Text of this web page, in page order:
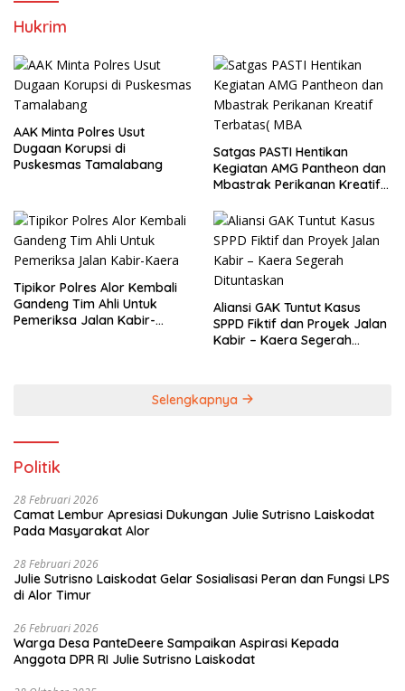
Hukrim
AAK Minta Polres Usut
Dugaan Korupsi di
Puskesmas Tamalabang
Satgas PASTI Hentikan
Kegiatan AMG Pantheon dan
Mbastrak Perikanan Kreatif
Tipikor Polres Alor Kembali
Gandeng Tim Ahli Untuk
Pemeriksa Jalan Kabir-
Aliansi GAK Tuntut Kasus
SPPD Fiktif dan Proyek Jalan
Kabir – Kaera Segerah
Selengkapnya
Politik
28 Februari 2026
Camat Lembur Apresiasi Dukungan Julie Sutrisno Laiskodat
Pada Masyarakat Alor
28 Februari 2026
Julie Sutrisno Laiskodat Gelar Sosialisasi Peran dan Fungsi LPS
di Alor Timur
26 Februari 2026
Warga Desa PanteDeere Sampaikan Aspirasi Kepada
Anggota DPR RI Julie Sutrisno Laiskodat